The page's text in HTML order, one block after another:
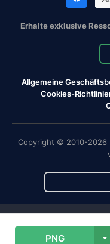
PNG
Erhalte exklusive
Allgemeine
Cookies-
Copyright © 2010-2026